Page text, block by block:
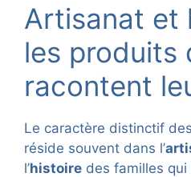
Artisanat et
les produits
racontent
Le caractère distinctif
réside souvent dans l’
l’histoire des familles